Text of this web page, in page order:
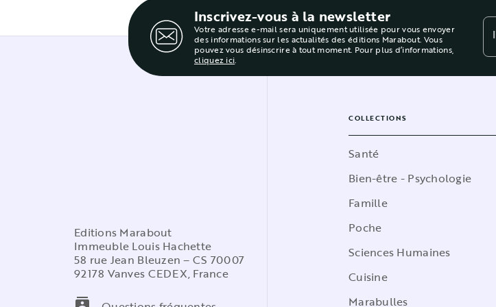
Inscrivez-vous à la newsletter
Votre adresse e-mail sera uniquement utilisée pour vous envoyer
des informations sur les actualités des éditions Marabout. Vous
pouvez vous désinscrire à tout moment. Pour plus d’informations,
cliquez ici.
Editions Marabout
Immeuble Louis Hachette
58 rue Jean Bleuzen – CS 70007
92178 Vanves CEDEX, France
COLLECTIONS
Santé
Bien-être - Psychologie
Famille
Poche
Sciences Humaines
Cuisine
Marabulles